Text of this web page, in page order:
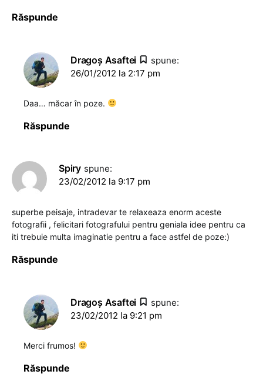
Răspunde
Dragoş Asaftei
spune:
26/01/2012 la 2:17 pm
Daa… măcar în poze.
Răspunde
Spiry spune:
23/02/2012 la 9:17 pm
superbe peisaje, intradevar te relaxeaza enorm aceste
fotografii , felicitari fotografului pentru geniala idee pentru ca
iti trebuie multa imaginatie pentru a face astfel de poze:)
Răspunde
Dragoş Asaftei
spune:
23/02/2012 la 9:21 pm
Merci frumos!
Răspunde